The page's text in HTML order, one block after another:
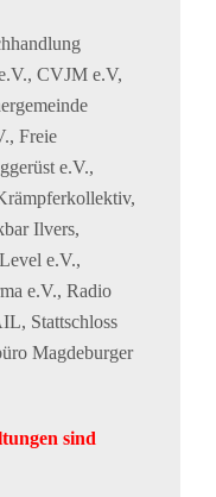
CVJM e.V,
Freie
e.V.,
Ilvers,
e.V.,
e.V., Radio
Stattschloss
Magdeburger
sind